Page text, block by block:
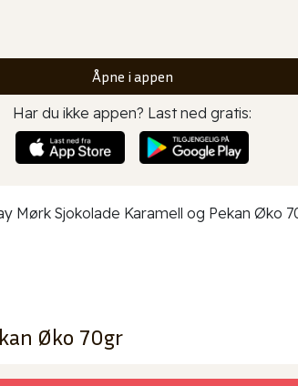
Åpne i appen
Har du ikke appen? Last ned gratis:
Øko 70gr